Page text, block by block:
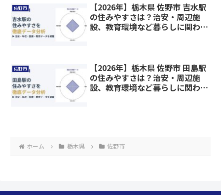
佐野市
【2026年】栃木県 佐野市 吉水駅
の住みやすさは？治安・周辺施
設、教育環境など暮らしに関わる
佐野市
【2026年】栃木県 佐野市 田島駅
の住みやすさは？治安・周辺施
設、教育環境など暮らしに関わる
ホーム 栃木県 佐野市